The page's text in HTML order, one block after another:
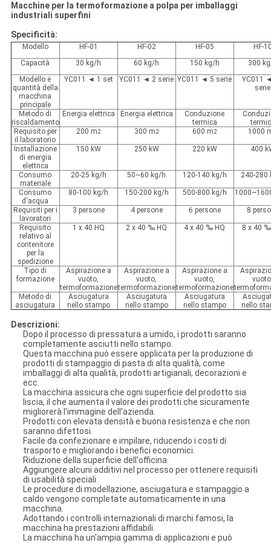
Macchine per la termoformazione a polpa per imballaggi
industriali superfini
Specificità:
Modello HF-01 HF-02 HF-05
HF-
Capacità
30 kg/h 60 kg/h 150 kg/h
300
Modello e
quantità della
macchina
principale
YC011 ◄ 1 set YC011 ◄ 2 serie YC011 ◄ 5 serie
YC011
serie
Metodo di
riscaldamento
Energia elettrica Energia elettrica
Conduzione
termica
Requisito per
il laboratorio
200 m2 300 m2 600 m2 1000
Installazione
di energia
elettrica
150 kW 250 kW 220 kW 400
Consumo
materiale
20-25 kg/h 50~60 kg/h 120-140 kg/h 240-280
Consumo
d'acqua
80-100 kg/h 150-200 kg/h 500-800 kg/h
Requisiti per i
lavoratori
3 persone 4 persone 6 persone 8
Requisito
relativo al
contenitore
per la
spedizione
1 x 40 HQ 2 x 40 ‰ HQ 4 x 40 ‰ HQ 8 x 40
Tipo di
formazione
Aspirazione a
vuoto,
termoformazione
Aspirazione a
vuoto,
termoformazione
Aspirazione a
vuoto,
termoformazione
Metodo di
asciugatura
Asciugatura
nello stampo
Asciugatura
nello stampo
Asciugatura
nello stampo
nello
Descrizioni:
Dopo il processo di pressatura a umido, i prodotti saranno
completamente asciutti nello stampo.
Questa macchina può essere applicata per la produzione di
prodotti di stampaggio di pasta di alta qualità, come
imballaggi di alta qualità, prodotti artigianali, decorazioni e
ecc.
La macchina assicura che ogni superficie del prodotto sia
liscia, il che aumenta il valore dei prodotti.che sicuramente
migliorerà l'immagine dell'azienda.
Prodotti con elevata densità e buona resistenza e che non
saranno difettosi.
Facile da confezionare e impilare, riducendo i costi di
trasporto e migliorando i benefici economici.
Riduzione della superficie dell'officina.
Aggiungere alcuni additivi nel processo per ottenere requisiti
di usabilità speciali.
Le procedure di modellazione, asciugatura e stampaggio a
caldo vengono completate automaticamente in una
macchina.
Adottando i controlli internazionali di marchi famosi, la
macchina ha prestazioni affidabili.
La macchina ha un'ampia gamma di applicazioni e può